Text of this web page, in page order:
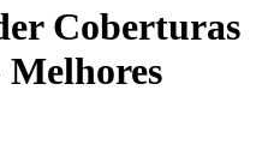
Coberturas